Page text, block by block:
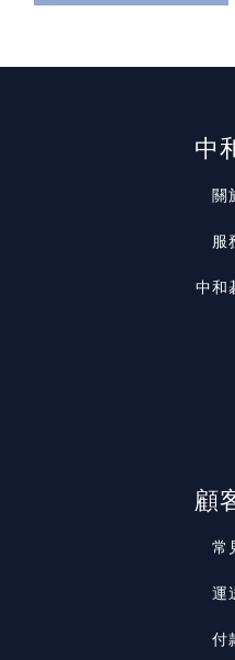
中
關
服
中和
顧
常
運
付